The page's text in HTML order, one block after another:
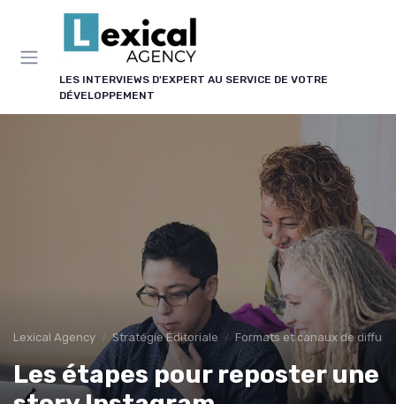
LES INTERVIEWS D'EXPERT AU SERVICE DE VOTRE
DÉVELOPPEMENT
Lexical Agency Stratégie Éditoriale Formats et canaux de
Les étapes pour reposter une
Panneau de gestion des cookies